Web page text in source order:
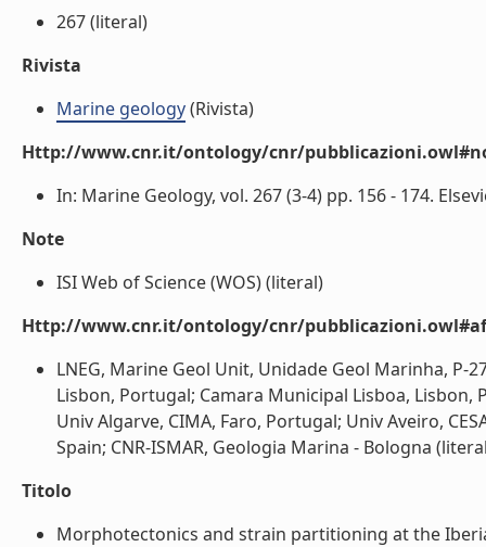
267 (literal)
Rivista
Marine geology(Rivista)
Http://www.cnr.it/ontology/cnr/
In: Marine Geology, vol. 267 (3-4) pp. 156 - 174.
Note
ISI Web of Science (WOS) (literal)
Http://www.cnr.it/ontology/cnr/
LNEG, Marine Geol Unit, Unidade Geol Marinha, P-
Lisbon, Portugal; Camara Municipal Lisboa, Lisbon,
Univ Algarve, CIMA, Faro, Portugal; Univ Aveiro,
Spain; CNR-ISMAR, Geologia Marina - Bologna
Titolo
Morphotectonics and strain partitioning at the